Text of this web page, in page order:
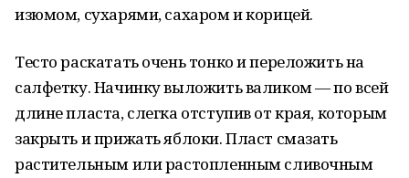
изюмом, сухарями, сахаром и корицей.
Тесто раскатать очень тонко и переложить на
салфетку. Начинку выложить валиком — по всей
длине пласта, слегка отступив от края, которым
закрыть и прижать яблоки. Пласт смазать
растительным или растопленным сливочным